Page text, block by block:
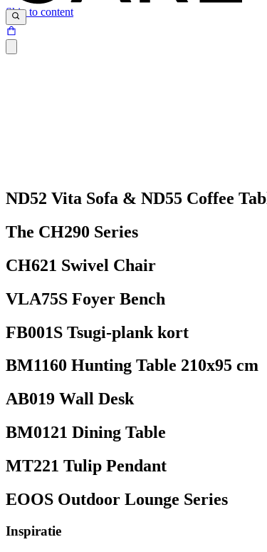
Skip to content
ND52 Vita Sofa & ND55 Coffee
The CH290 Series
CH621 Swivel Chair
VLA75S Foyer Bench
FB001S Tsugi-plank kort
BM1160 Hunting Table 210x95 cm
AB019 Wall Desk
BM0121 Dining Table
MT221 Tulip Pendant
EOOS Outdoor Lounge Series
Inspiratie